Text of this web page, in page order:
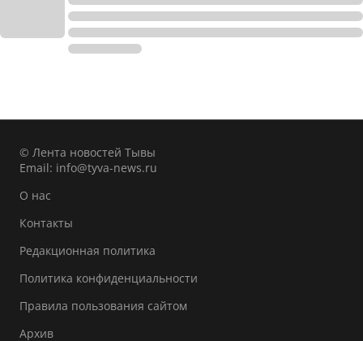
© Лента новостей Тывы
Email: info@tyva-news.ru
О нас
Контакты
Редакционная политика
Политика конфиденциальности
Правила пользования сайтом
Архив